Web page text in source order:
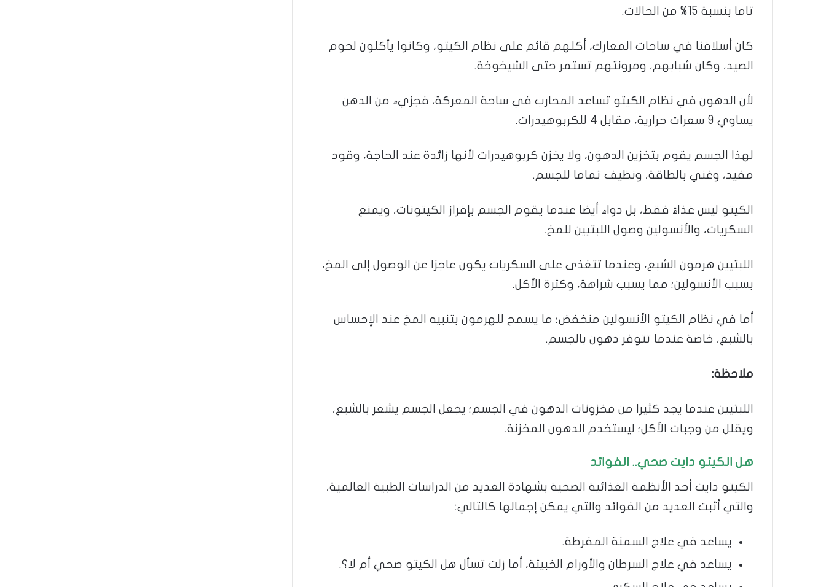
تاما بنسبة 15% من الحالات.
كان أسلافنا في ساحات المعارك، أكلهم قائم على نظام الكيتو، وكانوا يأكلون لحوم
الصيد، وكان شبابهم، ومرونتهم تستمر حتى الشيخوخة.
لأن الدهون في نظام الكيتو تساعد المحارب في ساحة المعركة، فجزيء من الدهن
يساوي 9 سعرات حرارية، مقابل 4 للكربوهيدرات.
لهذا الجسم يقوم بتخزين الدهون، ولا يخزن كربوهيدرات لأنها زائدة عند الحاجة، وقود
مفيد، وغني بالطاقة، ونظيف تماما للجسم.
الكيتو ليس غذاءً فقط، بل دواء أيضا عندما يقوم الجسم بإفراز الكيتونات، ويمنع
السكريات، والأنسولين وصول اللبتيين للمخ.
اللبتيين هرمون الشبع، وعندما تتغذى على السكريات يكون عاجزا عن الوصول إلى المخ،
بسبب الأنسولين؛ مما يسبب شراهة، وكثرة الأكل.
أما في نظام الكيتو الأنسولين منخفض؛ ما يسمح للهرمون بتنبيه المخ عند الإحساس
بالشبع، خاصة عندما تتوفر دهون بالجسم.
ملاحظة:
اللبتيين عندما يجد كثيرا من مخزونات الدهون في الجسم؛ يجعل الجسم يشعر بالشبع،
ويقلل من وجبات الأكل؛ ليستخدم الدهون المخزنة.
هل الكيتو دايت صحي.. الفوائد
الكيتو دايت أحد الأنظمة الغذائية الصحية بشهادة العديد من الدراسات الطبية العالمية،
والتي أثبت العديد من الفوائد والتي يمكن إجمالها كالتالي:
يساعد في علاج السمنة المفرطة.
يساعد في علاج السرطان والأورام الخبيثة، أما زلت تسأل هل الكيتو صحي أم لا؟.